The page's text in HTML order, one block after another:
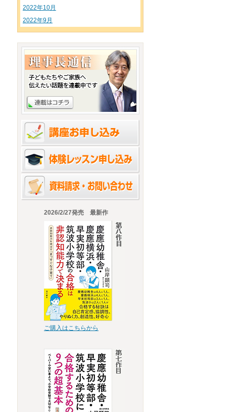
2022年10月
2022年9月
2026/2/27発売 最新作
ご購入はこちらから